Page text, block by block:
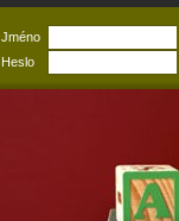
Jméno
Heslo